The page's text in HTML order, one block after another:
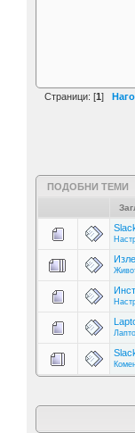
Страници: [1]
ПОДОБНИ ТЕМИ